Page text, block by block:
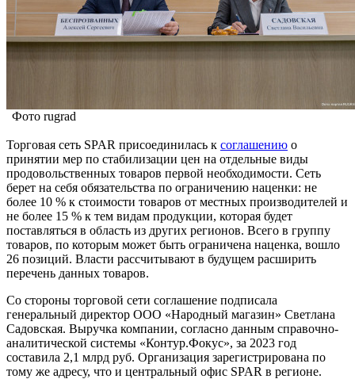
Фото rugrad
Торговая сеть SPAR присоединилась к соглашению о
принятии мер по стабилизации цен на отдельные виды
продовольственных товаров первой необходимости. Сеть
берет на себя обязательства по ограничению наценки: не
более 10 % к стоимости товаров от местных производителей и
не более 15 % к тем видам продукции, которая будет
поставляться в область из других регионов. Всего в группу
товаров, по которым может быть ограничена наценка, вошло
26 позиций. Власти рассчитывают в будущем расширить
перечень данных товаров.
Со стороны торговой сети соглашение подписала
генеральный директор ООО «Народный магазин» Светлана
Садовская. Выручка компании, согласно данным справочно-
аналитической системы «Контур.Фокус», за 2023 год
составила 2,1 млрд руб. Организация зарегистрирована по
тому же адресу, что и центральный офис SPAR в регионе.